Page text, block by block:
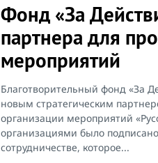
Фонд «За
партнера для
мероприятий
Благотворительный фонд «За
новым стратегическим
организации мероприятий
организациями было
сотрудничестве, которое...